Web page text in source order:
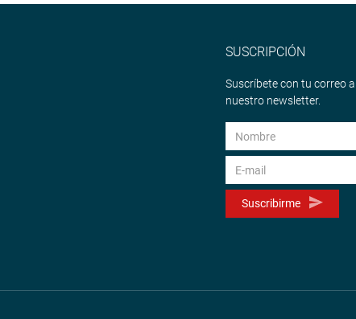
SUSCRIPCIÓN
Suscríbete con tu correo a
nuestro newsletter.
Suscribirme